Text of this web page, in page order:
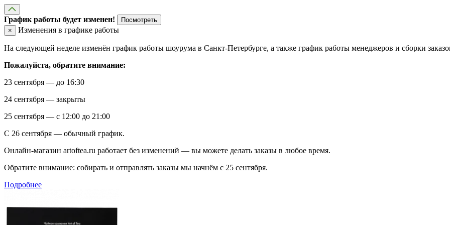
График работы будет изменен!
Посмотреть
×
Изменения в графике работы
На следующей неделе изменён график работы шоурума в Санкт-Петербурге, а также график работы менеджеров и сборки
Пожалуйста, обратите внимание:
23 сентября — до 16:30
24 сентября — закрыты
25 сентября — с 12:00 до 21:00
С 26 сентября — обычный график.
Онлайн-магазин artoftea.ru работает без изменений — вы можете делать заказы в любое время.
Обратите внимание: собирать и отправлять заказы мы начнём с 25 сентября.
Подробнее